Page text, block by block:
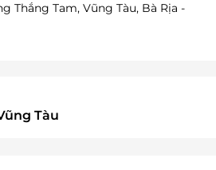
Thắng Tam, Vũng Tàu, Bà Rịa -
Tàu